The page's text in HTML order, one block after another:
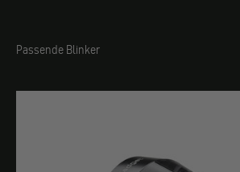
Passende Blinker